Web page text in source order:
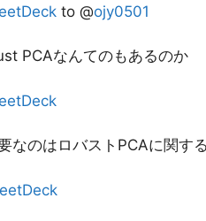
to @ojy0501
PCAなんてのもあるのか
なのはロバストPCAに関す